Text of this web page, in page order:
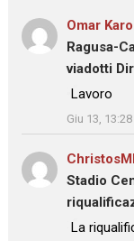
Omar
Ragusa-
viadotti
: “Lavoro
”
Giu 13, 13:28
Stadio
: “La